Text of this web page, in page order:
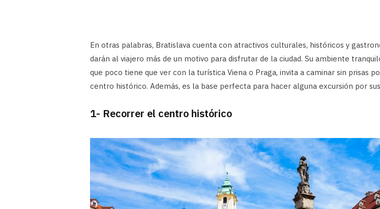
En otras palabras, Bratislava cuenta con atractivos culturales, históricos y
darán al viajero más de un motivo para disfrutar de la ciudad. Su ambiente
que poco tiene que ver con la turística Viena o Praga, invita a caminar sin prisas
centro histórico. Además, es la base perfecta para hacer alguna excursión por
1- Recorrer el centro histórico